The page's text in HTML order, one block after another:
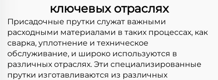
ключевых отраслях
Присадочные прутки служат важными
расходными материалами в таких процессах, как
сварка, уплотнение и техническое
обслуживание, и широко используются в
различных отраслях. Эти специализированные
прутки изготавливаются из различных